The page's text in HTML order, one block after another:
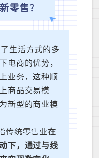
零售？
生活方式的多
电商的优势，
业务，这种顺
商品交易模
新型的商业模
传统零售业在
下，通过与线